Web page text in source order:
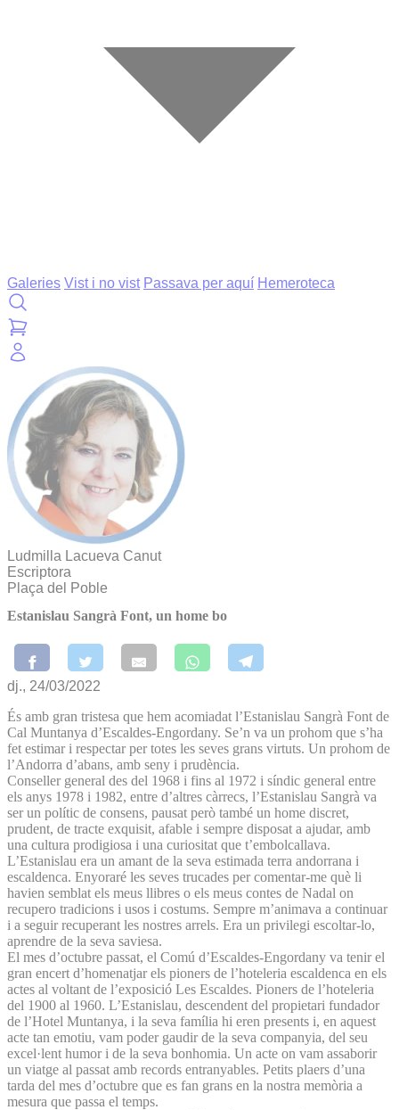
Galeries Vist i no vist Passava per aquí Hemeroteca
Ludmilla Lacueva Canut
Escriptora
Plaça del Poble
Estanislau Sangrà Font, un home bo
dj., 24/03/2022
És amb gran tristesa que hem acomiadat l’Estanislau Sangrà Font de
Cal Muntanya d’Escaldes-Engordany. Se’n va un prohom que s’ha
fet estimar i respectar per totes les seves grans virtuts. Un prohom de
l’Andorra d’abans, amb seny i prudència.
Conseller general des del 1968 i fins al 1972 i síndic general entre
els anys 1978 i 1982, entre d’altres càrrecs, l’Estanislau Sangrà va
ser un polític de consens, pausat però també un home discret,
prudent, de tracte exquisit, afable i sempre disposat a ajudar, amb
una cultura prodigiosa i una curiositat que t’embolcallava.
L’Estanislau era un amant de la seva estimada terra andorrana i
escaldenca. Enyoraré les seves trucades per comentar-me què li
havien semblat els meus llibres o els meus contes de Nadal on
recupero tradicions i usos i costums. Sempre m’animava a continuar
i a seguir recuperant les nostres arrels. Era un privilegi escoltar-lo,
aprendre de la seva saviesa.
El mes d’octubre passat, el Comú d’Escaldes-Engordany va tenir el
gran encert d’homenatjar els pioners de l’hoteleria escaldenca en els
actes al voltant de l’exposició Les Escaldes. Pioners de l’hoteleria
del 1900 al 1960. L’Estanislau, descendent del propietari fundador
de l’Hotel Muntanya, i la seva família hi eren presents i, en aquest
acte tan emotiu, vam poder gaudir de la seva companyia, del seu
excel·lent humor i de la seva bonhomia. Un acte on vam assaborir
un viatge al passat amb records entranyables. Petits plaers d’una
tarda del mes d’octubre que es fan grans en la nostra memòria a
mesura que passa el temps.